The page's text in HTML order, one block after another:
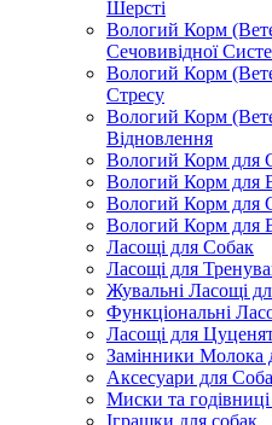
Шерсті
Вологий Корм
Сечовивідної
Вологий Корм
Стресу
Вологий Корм
Відновлення
Вологий Корм для
Вологий Корм для
Вологий Корм для
Вологий Корм для
Ласощі для Собак
Ласощі для
Жувальні Ласощі
Функціональні
Ласощі для
Замінники Молока
Аксесуари для
Миски та
Іграшки для собак